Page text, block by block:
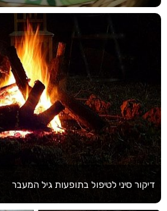
דיקור סיני לטיפול בתופעות גיל המעבר